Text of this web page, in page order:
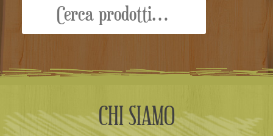
CHI SIAMO